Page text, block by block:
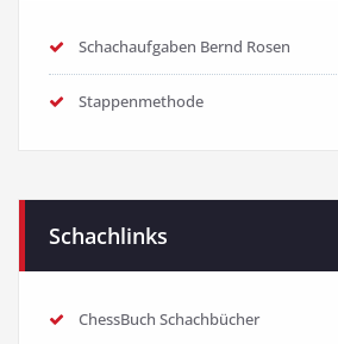
Schachaufgaben Bernd Rosen
Stappenmethode
Schachlinks
ChessBuch Schachbücher